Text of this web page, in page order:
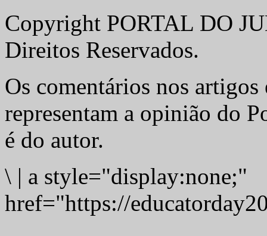
Copyright PORTAL DO
Direitos Reservados.
Os comentários nos artigos
representam a opinião do
é do autor.
\ | a style="display:none;"
href="https://